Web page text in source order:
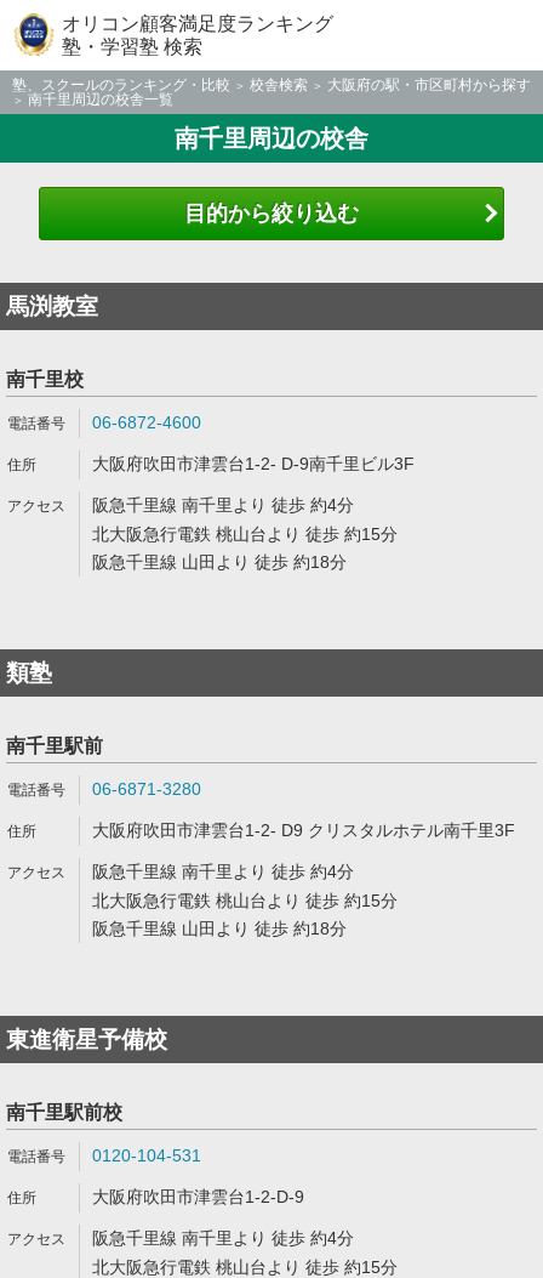
オリコン顧客満足度ランキング
塾・学習塾 検索
塾、スクールのランキング・比較 校舎検索
大阪府の駅・市区町村から探す
南千里周辺の校舎一覧
南千里周辺の校舎
目的から絞り込む
馬渕教室
南千里校
06-6872-4600
大阪府吹田市津雲台1-2- D-9南千里ビル3F
阪急千里線 南千里より 徒歩 約4分
北大阪急行電鉄 桃山台より 徒歩 約15分
阪急千里線 山田より 徒歩 約18分
類塾
南千里駅前
06-6871-3280
大阪府吹田市津雲台1-2- D9 クリスタルホテル南千里3F
阪急千里線 南千里より 徒歩 約4分
北大阪急行電鉄 桃山台より 徒歩 約15分
阪急千里線 山田より 徒歩 約18分
東進衛星予備校
南千里駅前校
0120-104-531
大阪府吹田市津雲台1-2-D-9
阪急千里線 南千里より 徒歩 約4分
北大阪急行電鉄 桃山台より 徒歩 約15分